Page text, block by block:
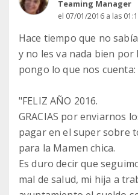
Teaming Manager
el 07/01/2016 a las
Hace tiempo que no
y no les va nada bien por
pongo lo que nos cuenta:
"FELIZ AÑO 2016.
GRACIAS por enviarnos
pagar en el super sobre
para la Mamen chica.
Es duro decir que
mal de salud, mi hija a